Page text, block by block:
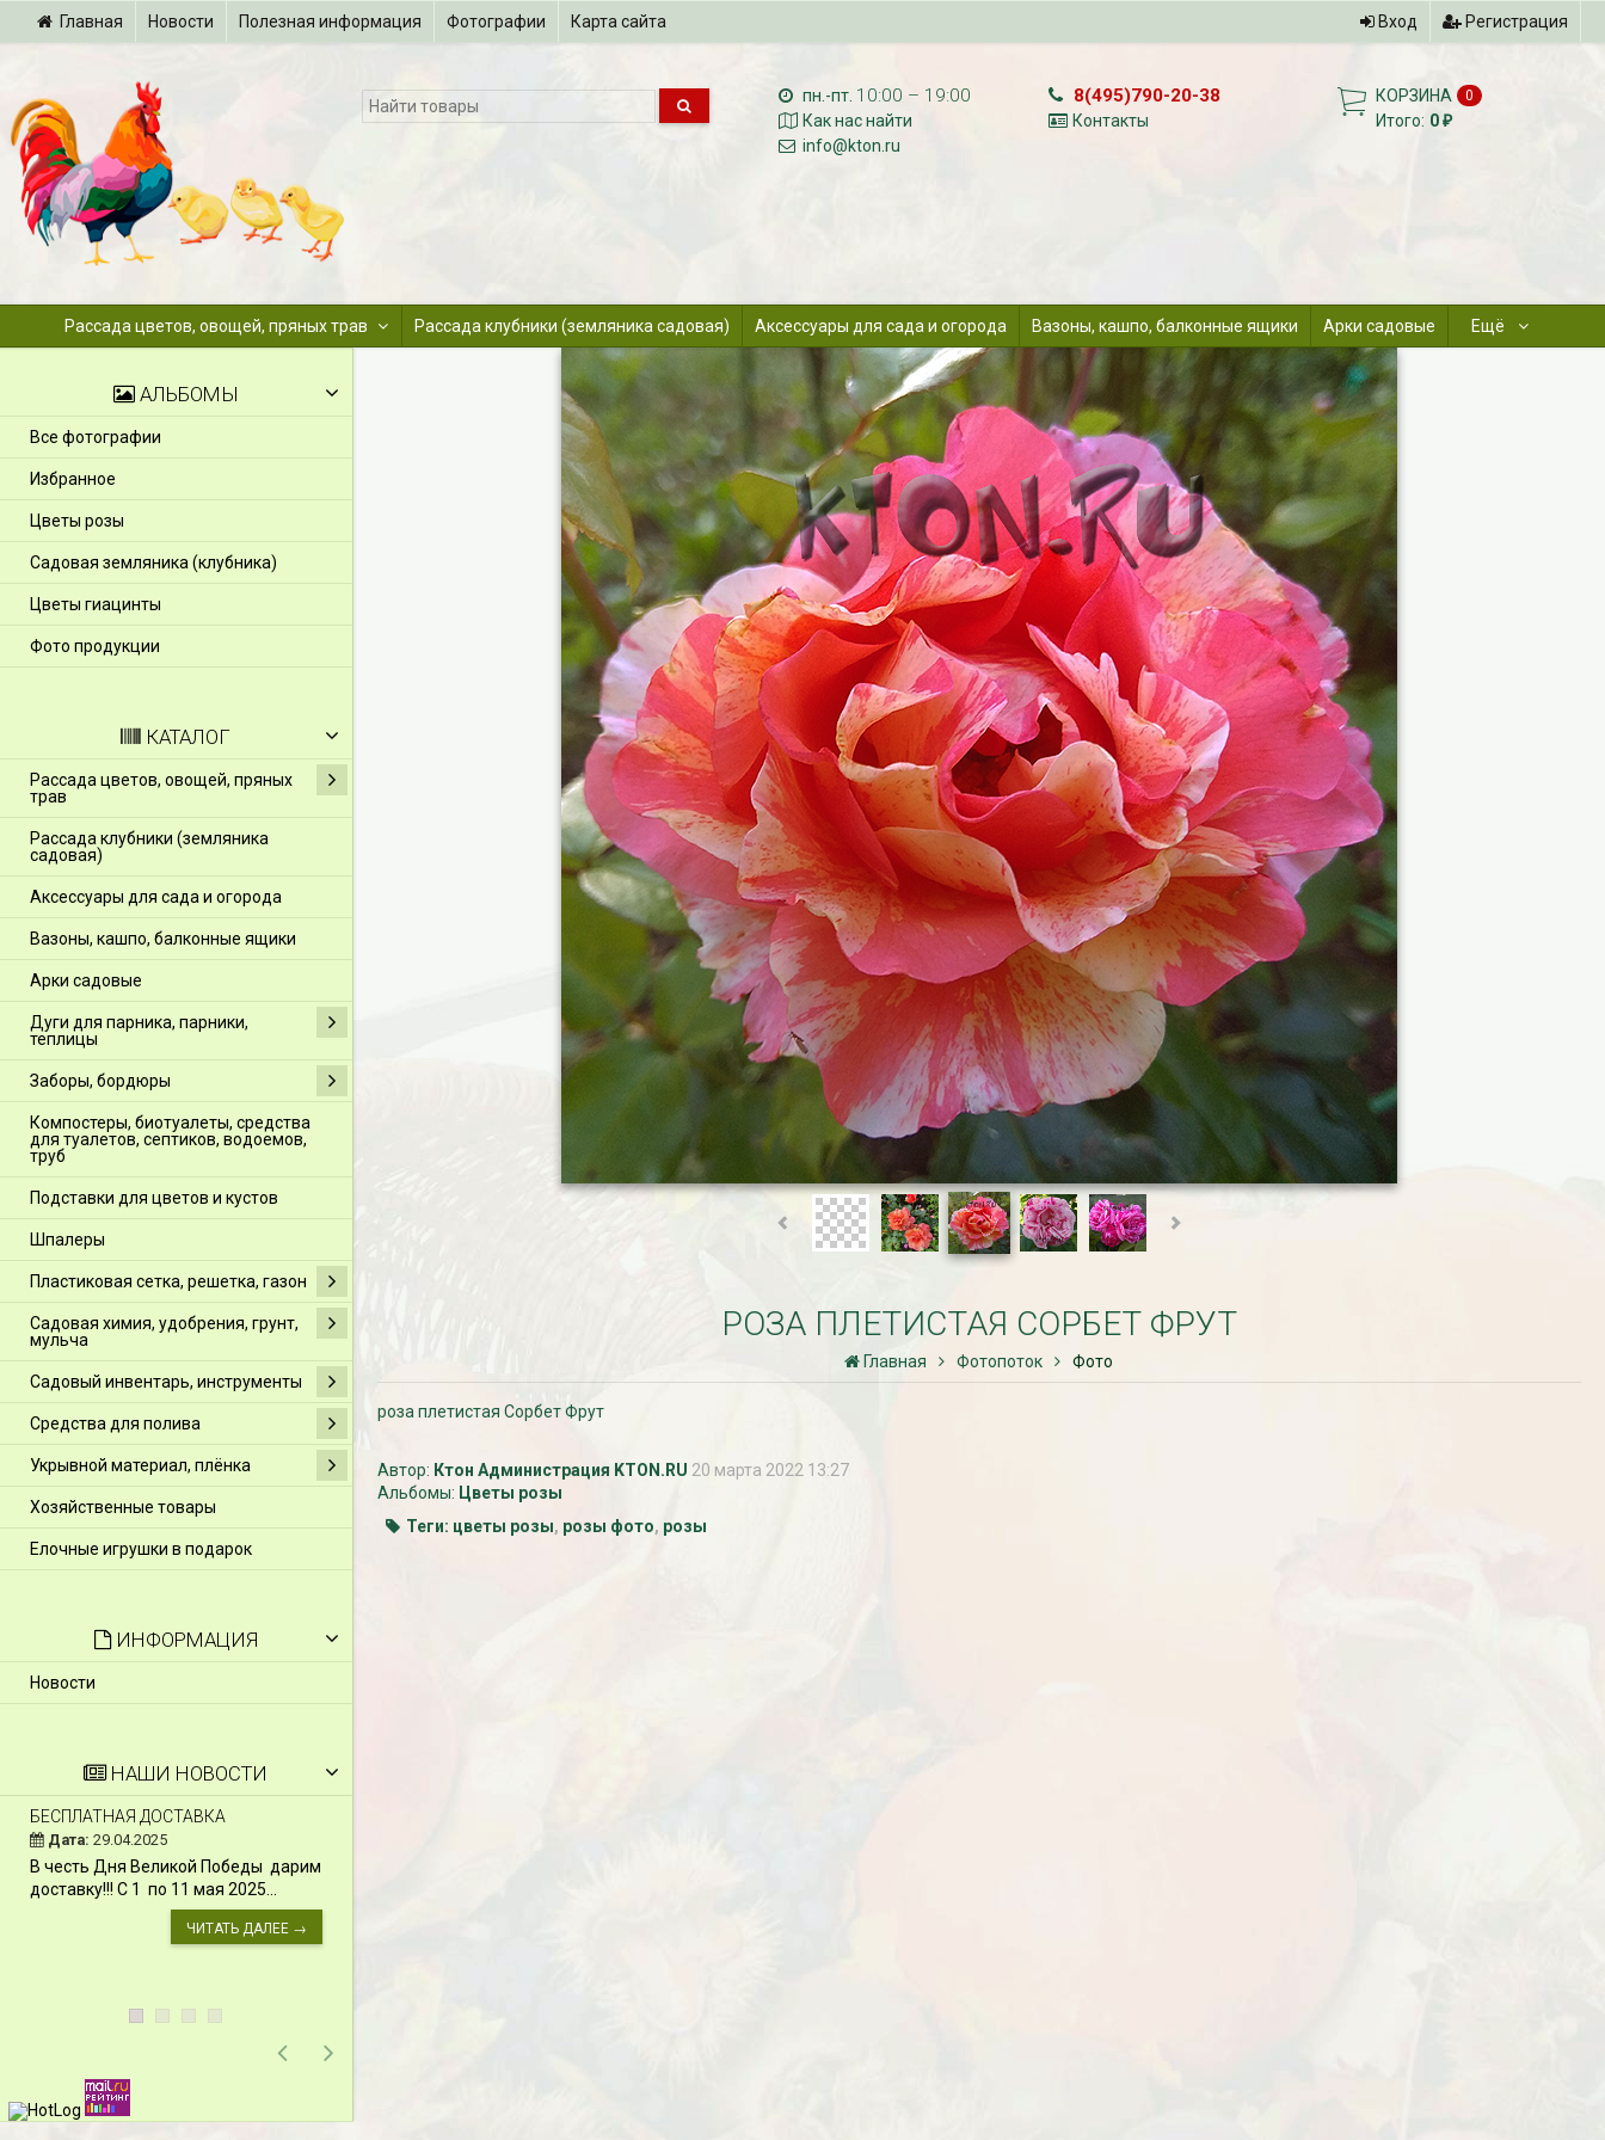
Главная Новости Полезная информация Фотографии Карта сайта Вход Регистрация
пн.-пт. 10:00 – 19:00
Как нас найти
info@kton.ru
8(495)790-20-38
Контакты
КОРЗИНА 0
Итого: 0₽
Рассада цветов, овощей, пряных трав Рассада клубники (земляника садовая) Аксессуары для сада и огорода Вазоны, кашпо, балконные ящики Арки садовые Ещё
АЛЬБОМЫ
Все фотографии
Избранное
Цветы розы
Садовая земляника (клубника)
Цветы гиацинты
Фото продукции
КАТАЛОГ
Рассада цветов, овощей, пряных
трав
Рассада клубники (земляника
садовая)
Аксессуары для сада и огорода
Вазоны, кашпо, балконные ящики
Арки садовые
Дуги для парника, парники,
теплицы
Заборы, бордюры
Компостеры, биотуалеты, средства
для туалетов, септиков, водоемов,
труб
Подставки для цветов и кустов
Шпалеры
Пластиковая сетка, решетка, газон
Садовая химия, удобрения, грунт,
мульча
Садовый инвентарь, инструменты
Средства для полива
Укрывной материал, плёнка
Хозяйственные товары
Елочные игрушки в подарок
ИНФОРМАЦИЯ
Новости
НАШИ НОВОСТИ
БЕСПЛАТНАЯ ДОСТАВКА
Дата: 29.04.2025
В честь Дня Великой Победы дарим
доставку!!! С 1 по 11 мая 2025...
ЧИТАТЬ ДАЛЕЕ →
РОЗА ПЛЕТИСТАЯ СОРБЕТ ФРУТ
Главная Фотопоток Фото
роза плетистая Сорбет Фрут
Автор: Ктон Администрация KTON.RU 20 марта 2022 13:27
Альбомы: Цветы розы
Теги: цветы розы, розы фото, розы